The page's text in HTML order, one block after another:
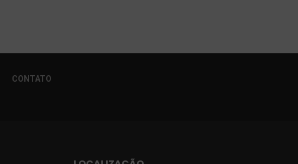
CONTATO